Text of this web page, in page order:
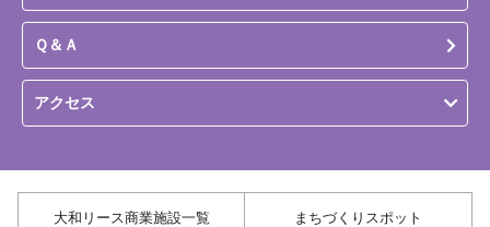
Ｑ＆Ａ
アクセス
大和リース商業施設一覧 まちづくりスポット